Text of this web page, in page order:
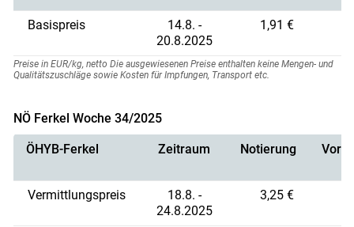
Basispreis
14.8. -
20.8.2025
1,91 €
Preise in EUR/kg, netto Die ausgewiesenen Preise enthalten keine Mengen- und
Qualitätszuschläge sowie Kosten für Impfungen, Transport etc.
NÖ Ferkel Woche 34/2025
ÖHYB-Ferkel Zeitraum Notierung
Vermittlungspreis
18.8. -
24.8.2025
3,25 €